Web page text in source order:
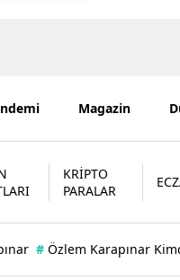
Çanakkale
Çorum
Denizli
Magazin
KRİPTO
PARALAR
# Özlem Karapınar